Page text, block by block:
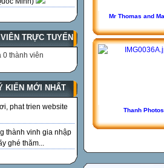
TRỰC TUYẾN
0 thành viên
KIẾN MỚI NHẤT
phat trien website
thành vinh gia nhập
ghé thăm...
Mr Thomas and
Thanh Photos